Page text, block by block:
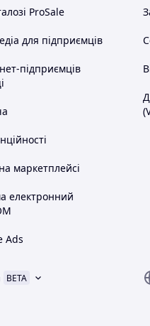
ProSale
для підприємців
підприємців
маркетплейсі
електронний
Ads
BETA